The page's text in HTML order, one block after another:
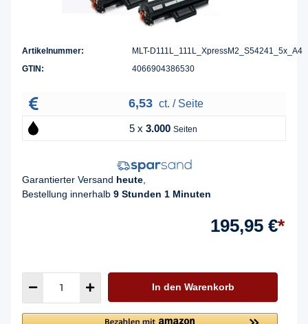
Artikelnummer:
MLT-D111L_111L_XpressM2_S54241_5x_A4
GTIN:
4066904386530
6,53 ct. / Seite
5 x 3.000 Seiten
Garantierter Versand heute
Bestellung innerhalb 9 Stunden 1 Minuten
195,95 €*
In den Warenkorb